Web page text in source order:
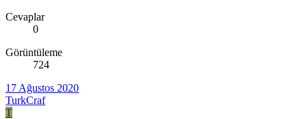
Cevaplar
0
Görüntüleme
724
17 Ağustos 2020
TurkCraf
T